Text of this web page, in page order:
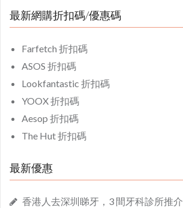
最新網購折扣碼/優惠碼
Farfetch 折扣碼
ASOS 折扣碼
Lookfantastic 折扣碼
YOOX 折扣碼
Aesop 折扣碼
The Hut 折扣碼
最新優惠
香港人去深圳睇牙，3 間牙科診所推介